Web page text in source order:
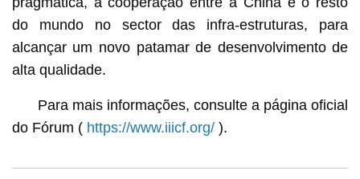
do mundo no sector das infra-estruturas, para
alcançar um novo patamar de desenvolvimento de
alta qualidade.
Para mais informações, consulte a página oficial
do Fórum ( https://www.iiicf.org/).